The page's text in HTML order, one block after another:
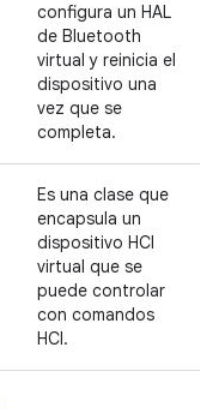
configura un HAL
de Bluetooth
virtual y reinicia el
dispositivo una
vez que se
completa.
Es una clase que
encapsula un
dispositivo HCI
virtual que se
puede controlar
con comandos
HCI.